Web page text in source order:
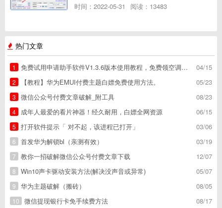
时间：2022-05-31
阅读：13483
热门文章
04/15
1
免费试用申请助手软件V1.3.6版本使用教程，免费领空调冰箱，附下载地址
05/23
2
【教程】华为EMUI付费主题白嫖免费使用方法。
08/23
3
微信公众号付费文章破解_附工具
06/15
4
成年人最爱的看片神器！经久耐用，白嫖全网资源
03/06
5
打开软件提示「 对不起，该进程已打开」
03/19
6
首发华为解锁bl（亲测有效）
12/07
7
教你一招破解微信公众号付费文章下载
05/07
8
Win10声卡驱动安装方法(解决没声音或异常)
08/05
9
华为主题破解（搬砖）
08/17
10
微信提现银行卡免手续费方法